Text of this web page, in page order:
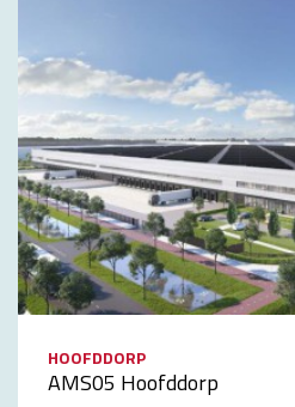
HOOFDDORP
AMS05 Hoofddorp